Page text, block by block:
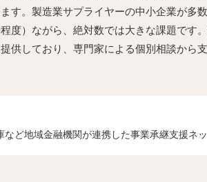
す。製造業サプライヤーの中小企業が多数
度）ながら、絶対数では大きな課題です
供しており、専門家による個別相談から
ど地域金融機関が連携した事業承継支援ネ